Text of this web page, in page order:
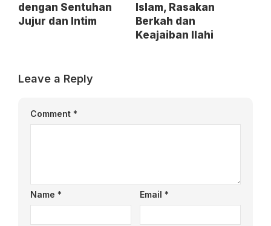
dengan Sentuhan
Jujur dan Intim
Islam, Rasakan
Berkah dan
Keajaiban Ilahi
Leave a Reply
Comment *
Name * Email *